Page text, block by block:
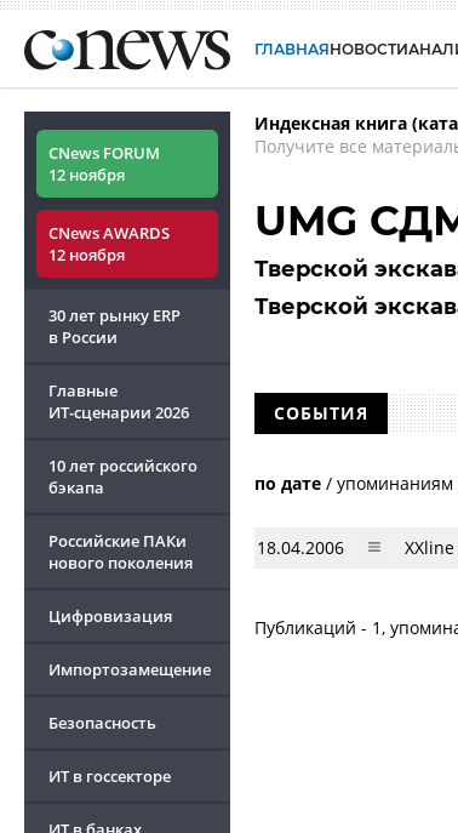
ГЛАВНАЯНОВОСТИ
CNews FORUM
12 ноября
CNews AWARDS
12 ноября
30 лет рынку ERP
в России
Главные
ИТ-сценарии 2026
10 лет российского
бэкапа
Российские ПАКи
нового поколения
Цифровизация
Импортозамещение
Безопасность
ИТ в госсекторе
Индексная книга
Получите все
UMG
Тверской
Тверской
СОБЫТИЯ
по дате / упоминаниям
18.04.2006
Публикаций - 1,